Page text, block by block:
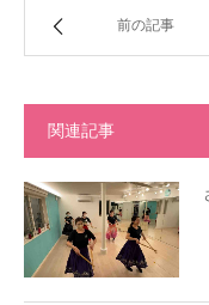
前の記事
関連記事